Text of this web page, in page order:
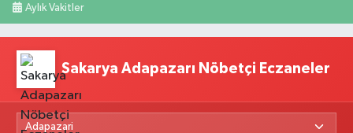
Aylık Vakitler
Sakarya Adapazarı Nöbetçi Eczaneler